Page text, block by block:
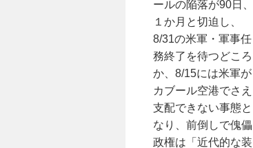
ールの陥落が90日、
１か月と切迫し、
8/31の米軍・軍事任
務終了を待つどころ
か、8/15には米軍が
カブール空港でさえ
支配できない事態と
なり、前倒しで傀儡
政権は「近代的な装